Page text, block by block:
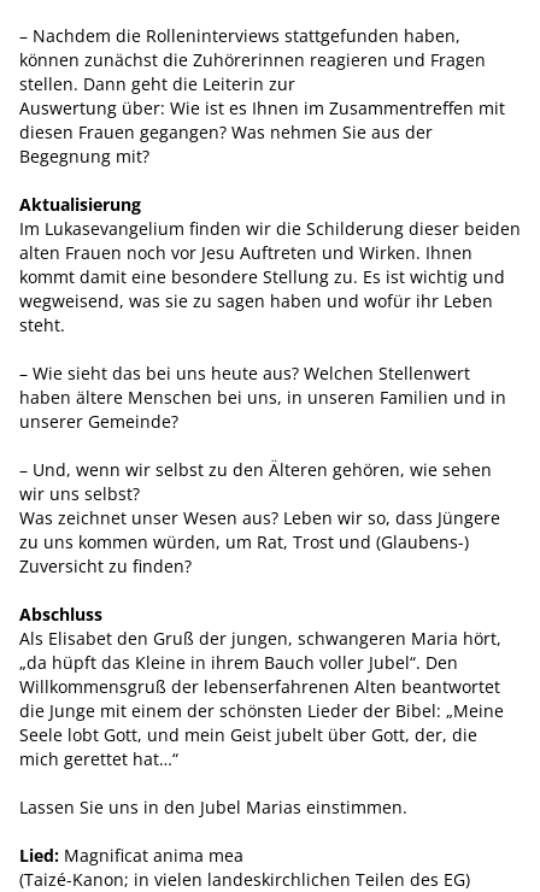
– Nachdem die Rolleninterviews stattgefunden haben,
können zunächst die Zuhörerinnen reagieren und Fragen
stellen. Dann geht die Leiterin zur
Auswertung über: Wie ist es Ihnen im Zusammentreffen mit
diesen Frauen gegangen? Was nehmen Sie aus der
Begegnung mit?
Aktualisierung
Im Lukasevangelium finden wir die Schilderung dieser beiden
alten Frauen noch vor Jesu Auftreten und Wirken. Ihnen
kommt damit eine besondere Stellung zu. Es ist wichtig und
wegweisend, was sie zu sagen haben und wofür ihr Leben
steht.
– Wie sieht das bei uns heute aus? Welchen Stellenwert
haben ältere Menschen bei uns, in unseren Familien und in
unserer Gemeinde?
– Und, wenn wir selbst zu den Älteren gehören, wie sehen
wir uns selbst?
Was zeichnet unser Wesen aus? Leben wir so, dass Jüngere
zu uns kommen würden, um Rat, Trost und (Glaubens-)
Zuversicht zu finden?
Abschluss
Als Elisabet den Gruß der jungen, schwangeren Maria hört,
„da hüpft das Kleine in ihrem Bauch voller Jubel“. Den
Willkommensgruß der lebenserfahrenen Alten beantwortet
die Junge mit einem der schönsten Lieder der Bibel: „Meine
Seele lobt Gott, und mein Geist jubelt über Gott, der, die
mich gerettet hat…“
Lassen Sie uns in den Jubel Marias einstimmen.
Lied: Magnificat anima mea
(Taizé-Kanon; in vielen landeskirchlichen Teilen des EG)